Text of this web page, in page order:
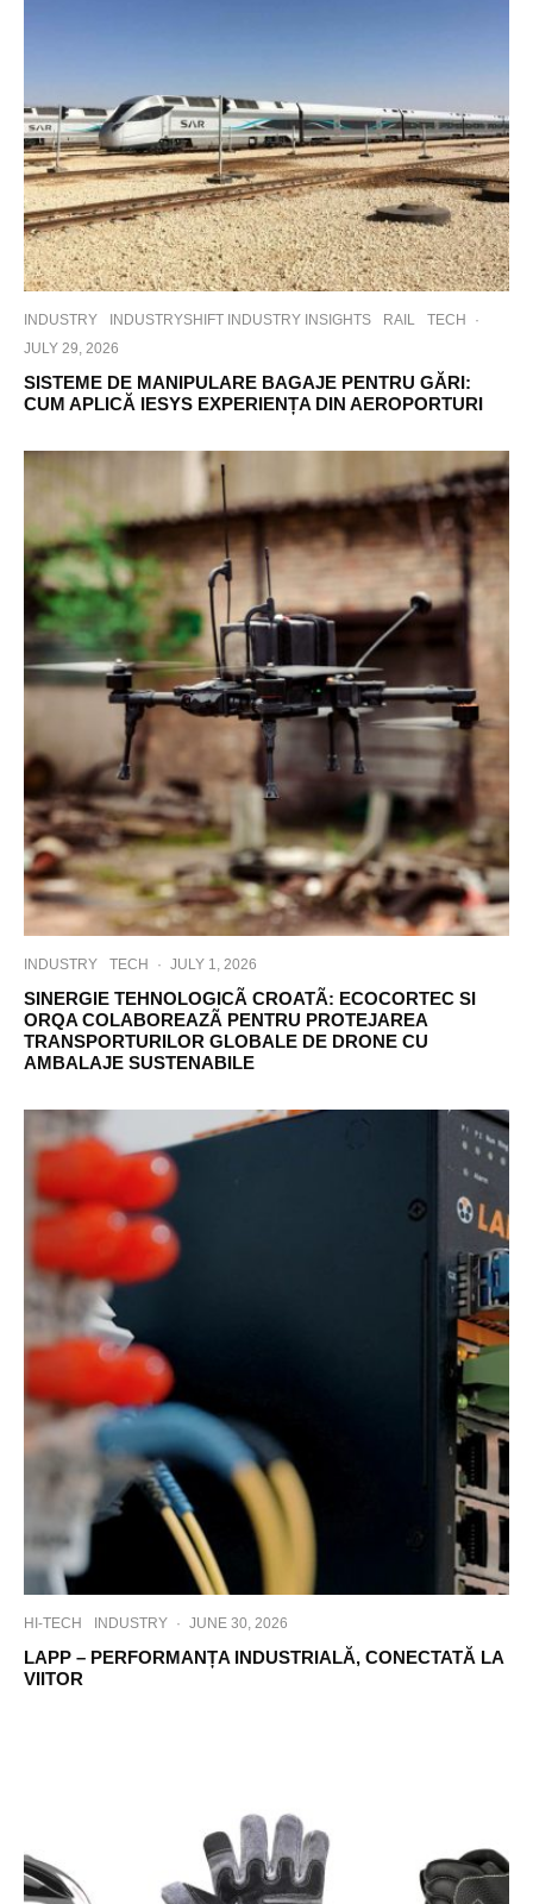
INDUSTRY INDUSTRYSHIFT INDUSTRY INSIGHTS RAIL TECH
·
JULY 29, 2026
SISTEME DE MANIPULARE BAGAJE PENTRU GĂRI:
CUM APLICĂ IESYS EXPERIENȚA DIN AEROPORTURI
INDUSTRY TECH · JULY 1, 2026
SINERGIE TEHNOLOGICÃ CROATÃ: ECOCORTEC SI
ORQA COLABOREAZÃ PENTRU PROTEJAREA
TRANSPORTURILOR GLOBALE DE DRONE CU
AMBALAJE SUSTENABILE
HI-TECH INDUSTRY · JUNE 30, 2026
LAPP – PERFORMANȚA INDUSTRIALĂ, CONECTATĂ LA
VIITOR